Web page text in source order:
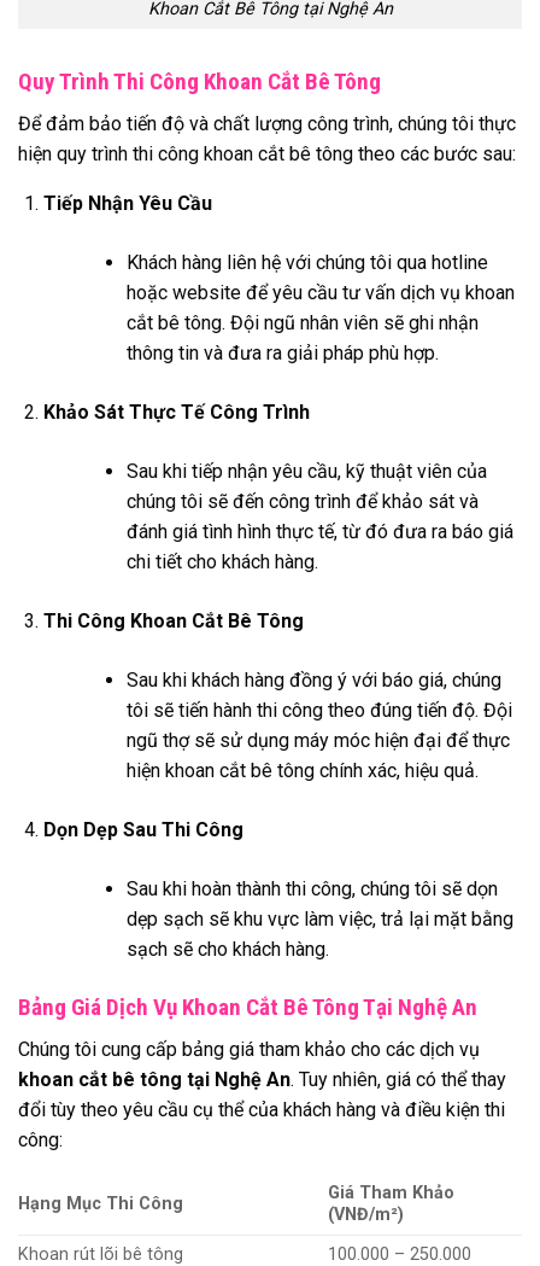
Khoan Cắt Bê Tông tại Nghệ An
Quy Trình Thi Công Khoan Cắt Bê Tông
Để đảm bảo tiến độ và chất lượng công trình, chúng tôi thực
hiện quy trình thi công khoan cắt bê tông theo các bước sau:
Tiếp Nhận Yêu Cầu
Khách hàng liên hệ với chúng tôi qua hotline
hoặc website để yêu cầu tư vấn dịch vụ khoan
cắt bê tông. Đội ngũ nhân viên sẽ ghi nhận
thông tin và đưa ra giải pháp phù hợp.
Khảo Sát Thực Tế Công Trình
Sau khi tiếp nhận yêu cầu, kỹ thuật viên của
chúng tôi sẽ đến công trình để khảo sát và
đánh giá tình hình thực tế, từ đó đưa ra báo giá
chi tiết cho khách hàng.
Thi Công Khoan Cắt Bê Tông
Sau khi khách hàng đồng ý với báo giá, chúng
tôi sẽ tiến hành thi công theo đúng tiến độ. Đội
ngũ thợ sẽ sử dụng máy móc hiện đại để thực
hiện khoan cắt bê tông chính xác, hiệu quả.
Dọn Dẹp Sau Thi Công
Sau khi hoàn thành thi công, chúng tôi sẽ dọn
dẹp sạch sẽ khu vực làm việc, trả lại mặt bằng
sạch sẽ cho khách hàng.
Bảng Giá Dịch Vụ Khoan Cắt Bê Tông Tại Nghệ An
Chúng tôi cung cấp bảng giá tham khảo cho các dịch vụ
khoan cắt bê tông tại Nghệ An. Tuy nhiên, giá có thể thay
đổi tùy theo yêu cầu cụ thể của khách hàng và điều kiện thi
công:
Hạng Mục Thi Công
Giá Tham Khảo
(VNĐ/m²)
Khoan rút lõi bê tông
100.000 – 250.000